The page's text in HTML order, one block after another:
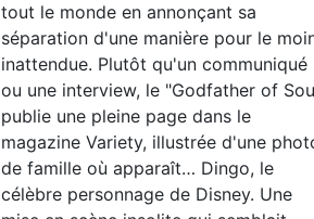
tout le monde en annonçant sa
séparation d'une manière pour le
inattendue. Plutôt qu'un communiqué
ou une interview, le "Godfather of
publie une pleine page dans le
magazine Variety, illustrée d'une
de famille où apparaît… Dingo, le
célèbre personnage de Disney. Une